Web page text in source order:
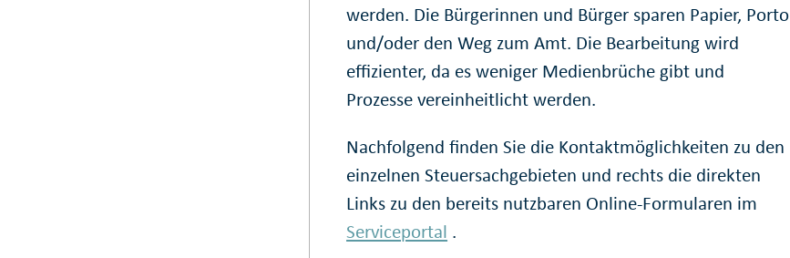
werden. Die Bürgerinnen und Bürger sparen Papier, Porto
und/oder den Weg zum Amt. Die Bearbeitung wird
effizienter, da es weniger Medienbrüche gibt und
Prozesse vereinheitlicht werden.
Nachfolgend finden Sie die Kontaktmöglichkeiten zu den
einzelnen Steuersachgebieten und rechts die direkten
Links zu den bereits nutzbaren Online-Formularen im
Serviceportal .